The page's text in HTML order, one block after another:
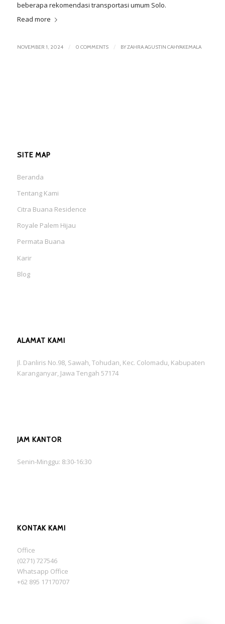
beberapa rekomendasi transportasi umum Solo.
Read more
NOVEMBER 1, 2024 / 0 COMMENTS / BYZAHRA AGUSTIN CAHYAKEMALA
SITE MAP
Beranda
Tentang Kami
Citra Buana Residence
Royale Palem Hijau
Permata Buana
Karir
Blog
ALAMAT KAMI
Jl. Danliris No.98, Sawah, Tohudan, Kec. Colomadu, Kabupaten
Karanganyar, Jawa Tengah 57174
JAM KANTOR
Senin-Minggu: 8:30-16:30
KONTAK KAMI
Office
(0271) 727546
Whatsapp Office
+62 895 17170707